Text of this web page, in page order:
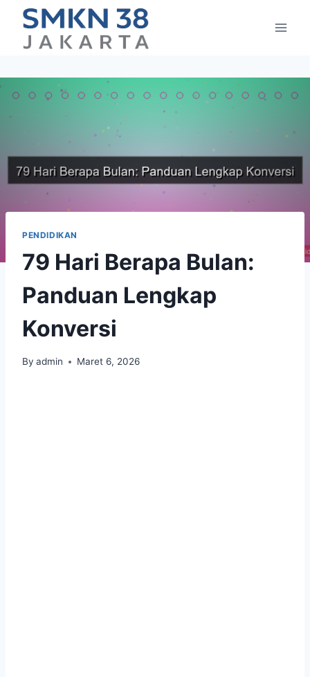
content
PENDIDIKAN
79 Hari Berapa Bulan:
Panduan Lengkap
Konversi
By admin Maret 6, 2026